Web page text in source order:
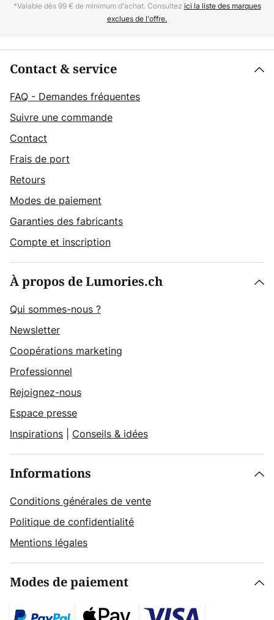
*Valable dès 99 € de minimum d'achat. Consultez ici la liste des marques
exclues de l'offre.
Contact & service
FAQ - Demandes fréquentes
Suivre une commande
Contact
Frais de port
Retours
Modes de paiement
Garanties des fabricants
Compte et inscription
À propos de Lumories.ch
Qui sommes-nous ?
Newsletter
Coopérations marketing
Professionnel
Rejoignez-nous
Espace presse
Inspirations
Conseils & idées
Informations
Conditions générales de vente
Politique de confidentialité
Mentions légales
Modes de paiement